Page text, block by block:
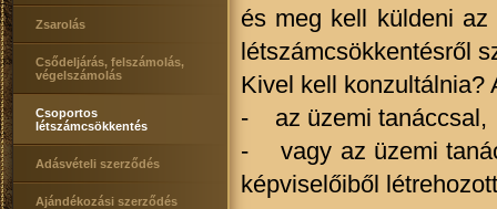
Zsarolás
Csődeljárás, felszámolás,
végelszámolás
Csoportos
létszámcsökkentés
Adásvételi szerződés
Ajándékozási szerződés
és meg kell küldeni az
létszámcsökkentésről
Kivel kell konzultálnia?
- az üzemi tanáccsal,
- vagy az üzemi
képviselőiből